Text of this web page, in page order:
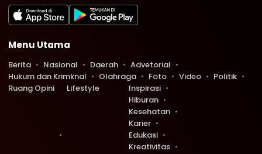
Menu Utama
Berita Nasional Daerah
Advetorial
Hukum dan Krimknal
Olahraga Foto Video
Politik
Ruang Opini
Lifestyle
Inspirasi
Hiburan
Kesehatan
Karier
Edukasi
Kreativitas